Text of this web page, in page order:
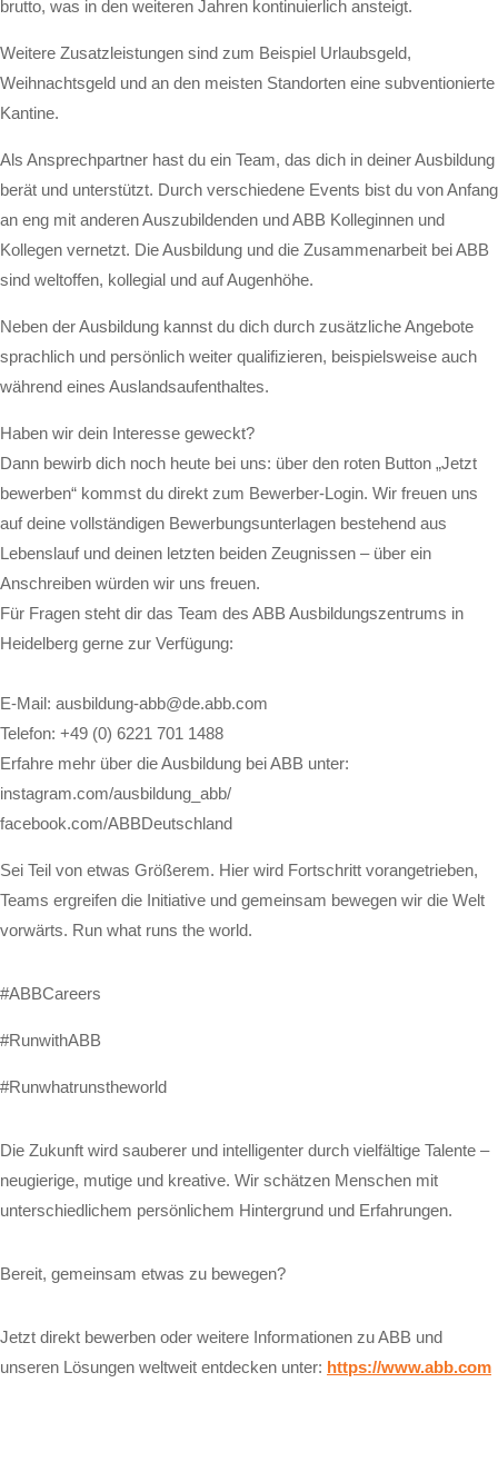
brutto, was in den weiteren Jahren kontinuierlich ansteigt.
Weitere Zusatzleistungen sind zum Beispiel Urlaubsgeld,
Weihnachtsgeld und an den meisten Standorten eine subventionierte
Kantine.
Als Ansprechpartner hast du ein Team, das dich in deiner Ausbildung
berät und unterstützt. Durch verschiedene Events bist du von Anfang
an eng mit anderen Auszubildenden und ABB Kolleginnen und
Kollegen vernetzt. Die Ausbildung und die Zusammenarbeit bei ABB
sind weltoffen, kollegial und auf Augenhöhe.
Neben der Ausbildung kannst du dich durch zusätzliche Angebote
sprachlich und persönlich weiter qualifizieren, beispielsweise auch
während eines Auslandsaufenthaltes.
Haben wir dein Interesse geweckt?
Dann bewirb dich noch heute bei uns: über den roten Button „Jetzt
bewerben“ kommst du direkt zum Bewerber-Login. Wir freuen uns
auf deine vollständigen Bewerbungsunterlagen bestehend aus
Lebenslauf und deinen letzten beiden Zeugnissen – über ein
Anschreiben würden wir uns freuen.
Für Fragen steht dir das Team des ABB Ausbildungszentrums in
Heidelberg gerne zur Verfügung:
E-Mail: ausbildung-abb@de.abb.com
Telefon: +49 (0) 6221 701 1488
Erfahre mehr über die Ausbildung bei ABB unter:
instagram.com/ausbildung_abb/
facebook.com/ABBDeutschland
Sei Teil von etwas Größerem. Hier wird Fortschritt vorangetrieben,
Teams ergreifen die Initiative und gemeinsam bewegen wir die Welt
vorwärts. Run what runs the world.
#ABBCareers
#RunwithABB
#Runwhatrunstheworld
Die Zukunft wird sauberer und intelligenter durch vielfältige Talente –
neugierige, mutige und kreative. Wir schätzen Menschen mit
unterschiedlichem persönlichem Hintergrund und Erfahrungen.
Bereit, gemeinsam etwas zu bewegen?
Jetzt direkt bewerben oder weitere Informationen zu ABB und
unseren Lösungen weltweit entdecken unter: https://www.abb.com